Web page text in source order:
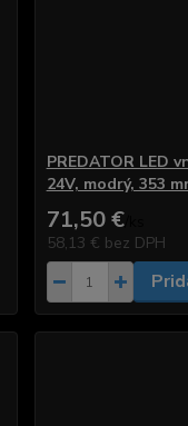
PREDATOR LED
24V, modrý, 353
71,50 €/
58,13 € bez DPH